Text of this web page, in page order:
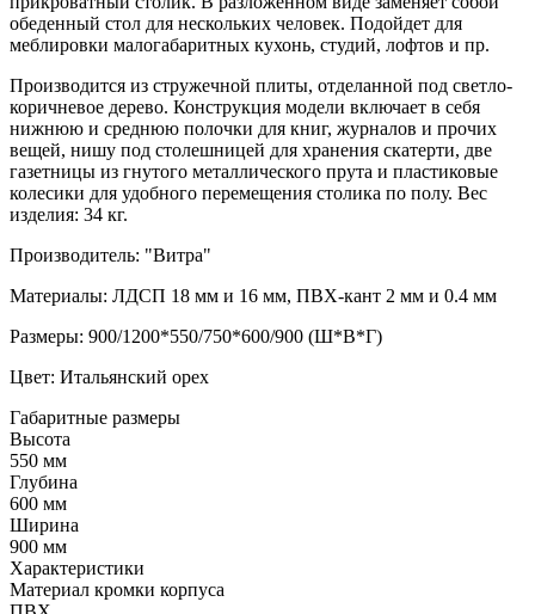
обеденный стол для нескольких человек. Подойдет для
меблировки малогабаритных кухонь, студий, лофтов и пр.
Производится из стружечной плиты, отделанной под светло-
коричневое дерево. Конструкция модели включает в себя
нижнюю и среднюю полочки для книг, журналов и прочих
вещей, нишу под столешницей для хранения скатерти, две
газетницы из гнутого металлического прута и пластиковые
колесики для удобного перемещения столика по полу. Вес
изделия: 34 кг.
Производитель: "Витра"
Материалы: ЛДСП 18 мм и 16 мм, ПВХ-кант 2 мм и 0.4 мм
Размеры: 900/1200*550/750*600/900 (Ш*В*Г)
Цвет: Итальянский орех
Габаритные размеры
Высота
550 мм
Глубина
600 мм
Ширина
900 мм
Характеристики
Материал кромки корпуса